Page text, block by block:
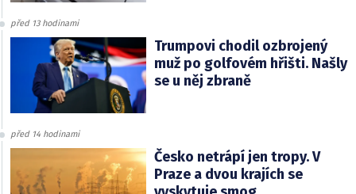
před 13 hodinami
Trumpovi chodil ozbrojený
muž po golfovém hřišti. Našly
se u něj zbraně
před 14 hodinami
Česko netrápí jen tropy. V
Praze a dvou krajích se